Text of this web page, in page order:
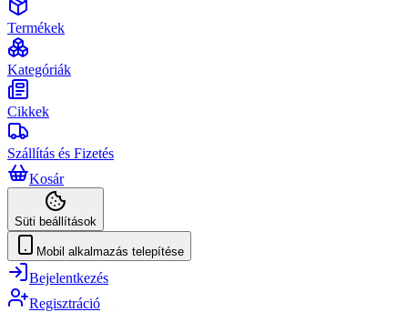
Termékek
Kategóriák
Cikkek
Szállítás és Fizetés
Kosár
Süti beállítások
Mobil alkalmazás telepítése
Bejelentkezés
Regisztráció